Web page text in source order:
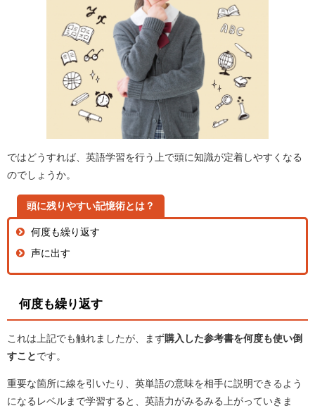
ではどうすれば、英語学習を行う上で頭に知識が定着しやすくなる
のでしょうか。
頭に残りやすい記憶術とは？
何度も繰り返す
声に出す
何度も繰り返す
これは上記でも触れましたが、まず購入した参考書を何度も使い倒
すこと です。
重要な箇所に線を引いたり、英単語の意味を相手に説明できるよう
になるレベルまで学習すると、英語力がみるみる上がっていきま